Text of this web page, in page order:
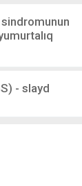
- slayd